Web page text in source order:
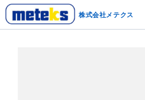
株式会社メテクス